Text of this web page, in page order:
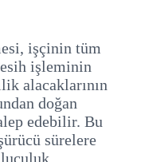
işçinin tüm
işleminin
alacaklarının
doğan
edebilir. Bu
sürelere